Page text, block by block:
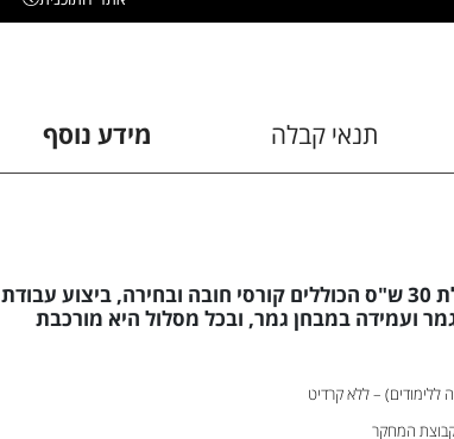
תנאי קבלה מידע נוסף
תוכנית הלימודים כוללת 30 ש"ס הכוללים קורסי חובה ובחירה, ביצוע עבודת
ועמידה במבחן גמר, ובכל מסלול היא מורכבת
– ללא קרדיט
קבוצת המחקר